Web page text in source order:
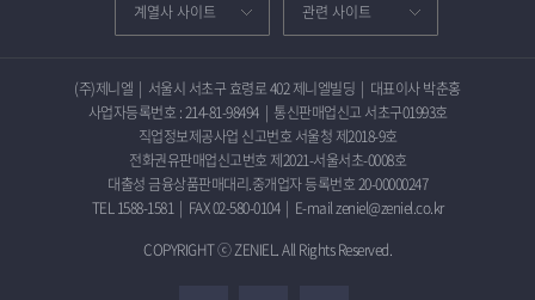
(주)제니엘 | 서울시 서초구 효령로 402 제니엘빌딩 | 대표이사 박춘홍
사업자등록번호 : 214-81-98494| 통신판매업신고 서초구01993호
직업정보제공사업 신고번호 서울청 제2018-9호
전화권유판매업신고번호 제2021-서울서초-0008호
대출성 금융상품판매대리.중개업자 등록번호 20-00000247
TEL 1588-1581| FAX 02-580-0104| E-mail zeniel@zeniel.co.kr
COPYRIGHT ⓒ ZENIEL. All Rights Reserved.